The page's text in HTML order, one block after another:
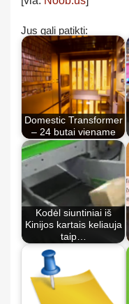
Jus gali patikti:
Domestic Transformer
– 24 butai viename
Kodėl siuntiniai iš
Kinijos kartais keliauja
taip…